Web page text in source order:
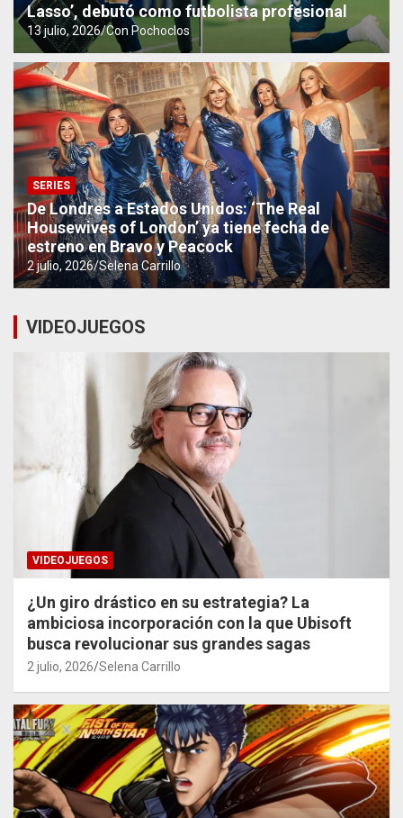
Lasso’, debutó como futbolista profesional
13 julio, 2026 Con Pochoclos
SERIES
De Londres a Estados Unidos: ‘The Real
Housewives of London’ ya tiene fecha de
estreno en Bravo y Peacock
2 julio, 2026 Selena Carrillo
VIDEOJUEGOS
VIDEOJUEGOS
¿Un giro drástico en su estrategia? La
ambiciosa incorporación con la que Ubisoft
busca revolucionar sus grandes sagas
2 julio, 2026 Selena Carrillo